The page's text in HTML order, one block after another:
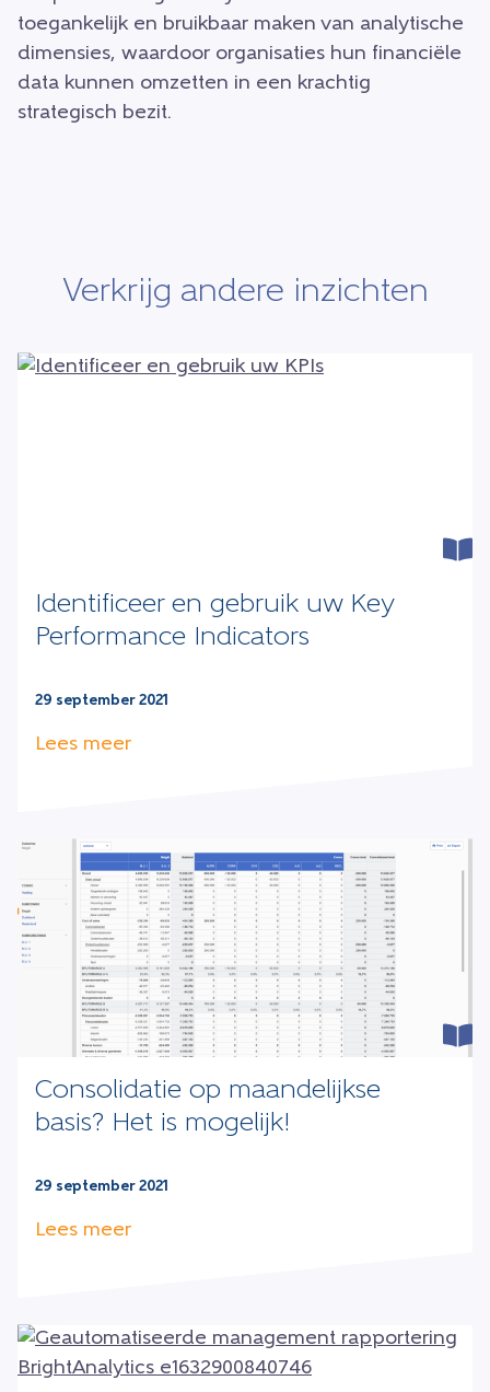
toegankelijk en bruikbaar maken van analytische
dimensies, waardoor organisaties hun financiële
data kunnen omzetten in een krachtig
strategisch bezit.
Verkrijg andere inzichten
Identificeer en gebruik uw Key
Performance Indicators
29 september 2021
Lees meer
Consolidatie op maandelijkse
basis? Het is mogelijk!
29 september 2021
Lees meer